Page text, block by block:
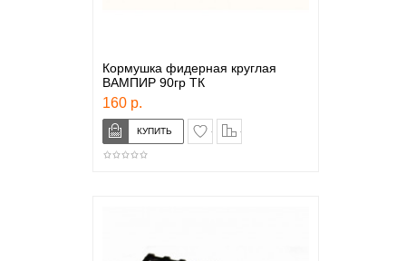
Кормушка фидерная круглая
ВАМПИР 90гр ТК
160 р.
в закладки